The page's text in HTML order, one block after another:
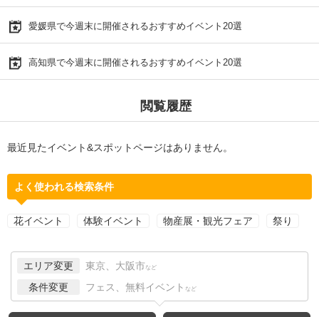
愛媛県で今週末に開催されるおすすめイベント20選
高知県で今週末に開催されるおすすめイベント20選
閲覧履歴
最近見たイベント&スポットページはありません。
よく使われる検索条件
花イベント 体験イベント 物産展・観光フェア 祭り
エリア変更 東京、大阪市 など
条件変更 フェス、無料イベント など